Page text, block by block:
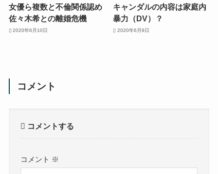
女優ら複数と不倫関係認め
佐々木希との離婚危機
2020年6月10日
キャンダルの内容は家庭内
暴力（DV）？
2020年6月9日
コメント
コメントする
コメント ※